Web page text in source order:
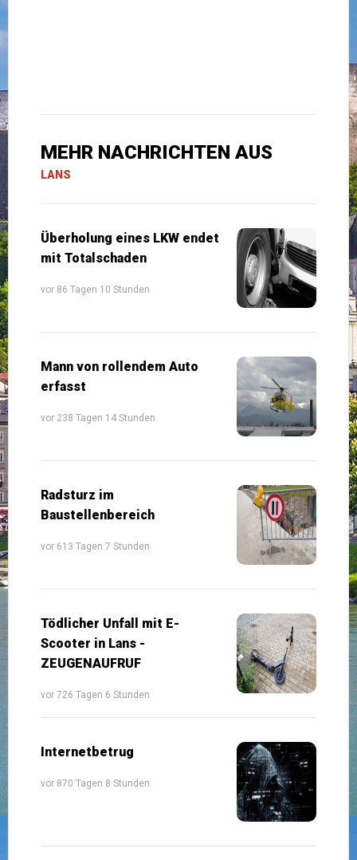
MEHR NACHRICHTEN AUS
LANS
Überholung eines LKW endet
mit Totalschaden
vor 86 Tagen 10 Stunden
Mann von rollendem Auto
erfasst
vor 238 Tagen 14 Stunden
Radsturz im
Baustellenbereich
vor 613 Tagen 7 Stunden
Tödlicher Unfall mit E-
Scooter in Lans -
ZEUGENAUFRUF
vor 726 Tagen 6 Stunden
Internetbetrug
vor 870 Tagen 8 Stunden